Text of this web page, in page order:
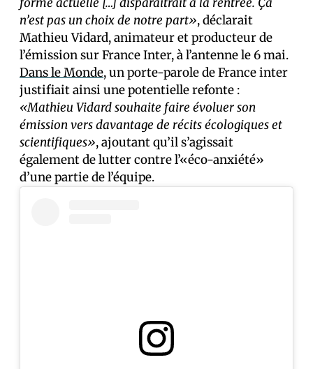
n’est pas un choix de notre part», déclarait
Mathieu Vidard, animateur et producteur de
l’émission sur France Inter, à l’antenne le 6 mai.
Dans le Monde, un porte-parole de France inter
justifiait ainsi une potentielle refonte :
«Mathieu Vidard souhaite faire évoluer son
émission vers davantage de récits écologiques et
scientifiques», ajoutant qu’il s’agissait
également de lutter contre l’«éco-anxiété»
d’une partie de l’équipe.